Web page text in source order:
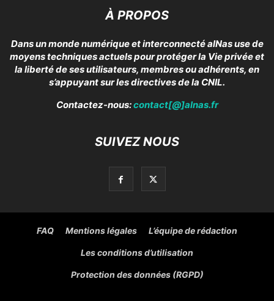
À PROPOS
Dans un monde numérique et interconnecté alNas use de
moyens techniques actuels pour protéger la Vie privée et
la liberté de ses utilisateurs, membres ou adhérents, en
s’appuyant sur les directives de la CNIL.
Contactez-nous:contact[@]alnas.fr
SUIVEZ NOUS
FAQ Mentions légales L’équipe de rédaction
Les conditions d’utilisation
Protection des données (RGPD)